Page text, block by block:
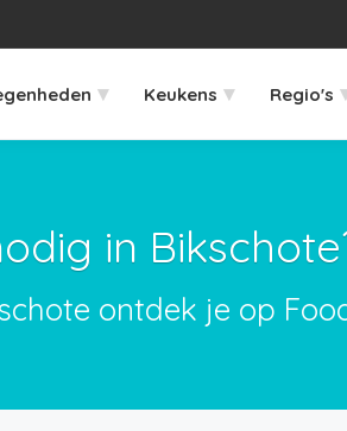
▾ Keukens ▾ Regio's
in
ontdek je op